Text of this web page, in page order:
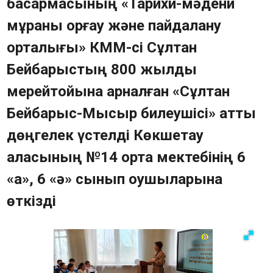
Тарихи-мәдени мұра ескерткіштерінің
картасы
Сауалнама
Жиі қойылатын сұрақтар
Фотогалерея
Бейне
Байланыс құралдары
басқармасының «Тарихи-мәдени
мұраны қорғау және пайдалану
орталығы» КММ-сі Сұлтан
Бейбарыстың 800 жылдық
мерейтойына арналған «Сұлтан
Бейбарыс-Мысыр билеушісі» атты
дөңгелек үстелді Көкшетау
қаласының №14 орта мектебінің 6
«а», 6 «ә» сынып оқушыларына
өткізді